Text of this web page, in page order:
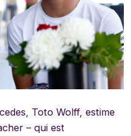
Toto Wolff, estime
– qui est